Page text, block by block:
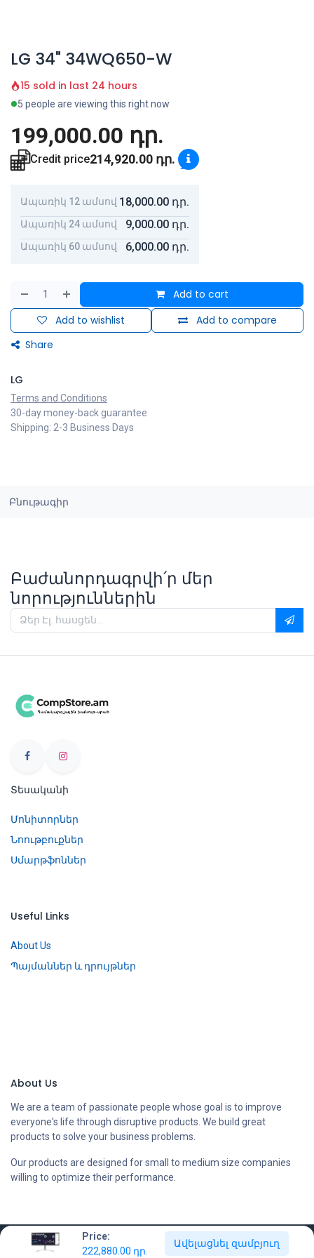
Price:
222,880.00 դր.
Ավելացնել զամբյուղ
LG 34" 34WQ650-W
15 sold in last 24 hours
5 people are viewing this right now
199,000.00 դր.
Credit price214,920.00 դր.
Ապառիկ 12 ամսով 18,000.00 դր.
Ապառիկ 24 ամսով 9,000.00 դր.
Ապառիկ 60 ամսով 6,000.00 դր.
Add to cart
Add to compare
Add to wishlist
Share
LG
Terms and Conditions
30-day money-back guarantee
Shipping: 2-3 Business Days
Բնութագիր
Բաժանորդագրվի՛ր մեր
նորություններին
Տեսականի
Մոնիտորներ
Նոութբուքներ
Սմարթֆոններ
Useful Links
About Us
Պայմաններ և դրույթներ
About Us
We are a team of passionate people whose goal is to improve
everyone's life through disruptive products. We build great
products to solve your business problems.
Our products are designed for small to medium size companies
willing to optimize their performance.
Copyright © Compstore LLC